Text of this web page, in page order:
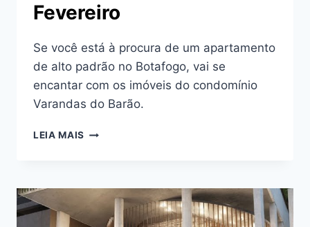
Fevereiro
Se você está à procura de um apartamento
de alto padrão no Botafogo, vai se
encantar com os imóveis do condomínio
Varandas do Barão.
LEIA MAIS CONHEÇA
DO
BARÃO